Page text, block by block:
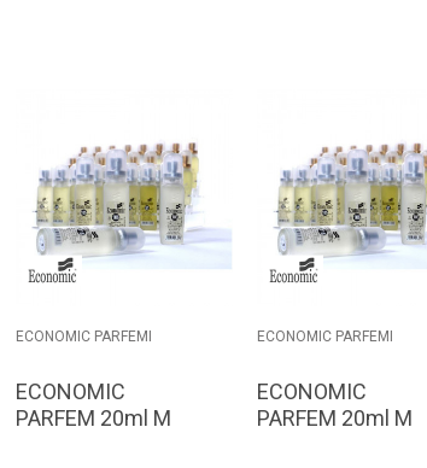
ECONOMIC PARFEMI
ECONOMIC
PARFEM 20ml M
ECONOMIC PARFEMI
ECONOMIC
PARFEM 20ml M